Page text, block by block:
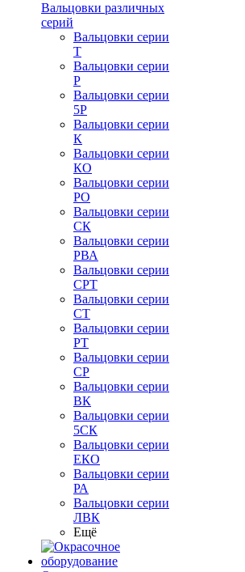
Вальцовки различных
серий
Вальцовки серии
Т
Вальцовки серии
Р
Вальцовки серии
5Р
Вальцовки серии
К
Вальцовки серии
КО
Вальцовки серии
РО
Вальцовки серии
СК
Вальцовки серии
РВА
Вальцовки серии
СРТ
Вальцовки серии
СТ
Вальцовки серии
РТ
Вальцовки серии
СР
Вальцовки серии
ВК
Вальцовки серии
5СК
Вальцовки серии
ЕКО
Вальцовки серии
РА
Вальцовки серии
ЛВК
Ещё